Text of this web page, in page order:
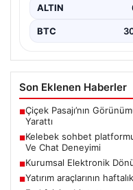
ALTIN
BTC
Son Eklenen Haberler
■Çiçek Pasajı’nın
Yarattı
■Kelebek sohbet
Ve Chat Deneyimi
■Kurumsal Elektronik
■Yatırım araçlarının